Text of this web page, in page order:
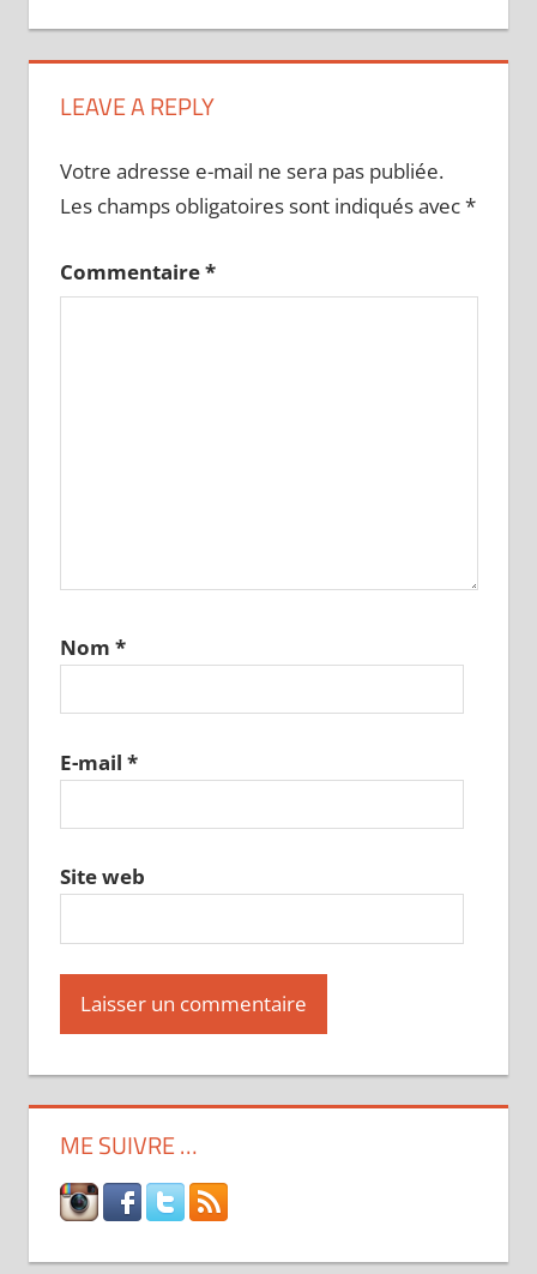
LEAVE A REPLY
Votre adresse e-mail ne sera pas publiée.
Les champs obligatoires sont indiqués avec*
Commentaire*
Nom *
E-mail *
Site web
ME SUIVRE …